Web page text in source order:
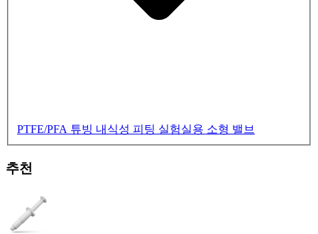
PTFE/PFA 튜빙 내식성 피팅 실험실용 소형 밸브
추천